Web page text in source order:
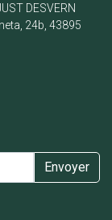
DESVERN
24b, 43895
Envoyer